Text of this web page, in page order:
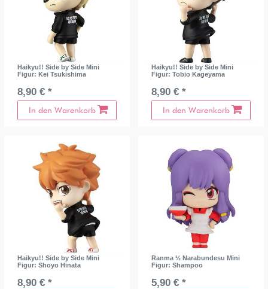
Haikyu!! Side by Side Mini
Figur: Kei Tsukishima
8,90 € *
In den Warenkorb
Haikyu!! Side by Side Mini
Figur: Tobio Kageyama
8,90 € *
In den Warenkorb
Haikyu!! Side by Side Mini
Figur: Shoyo Hinata
8,90 € *
Ranma ½ Narabundesu Mini
Figur: Shampoo
5,90 € *